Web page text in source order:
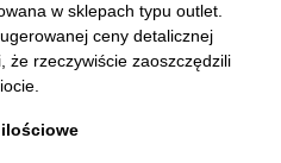
w sklepach typu outlet.
ceny detalicznej
że rzeczywiście zaoszczędzili